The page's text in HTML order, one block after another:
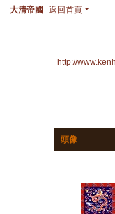
大清帝國 返回首頁
http://
頭像